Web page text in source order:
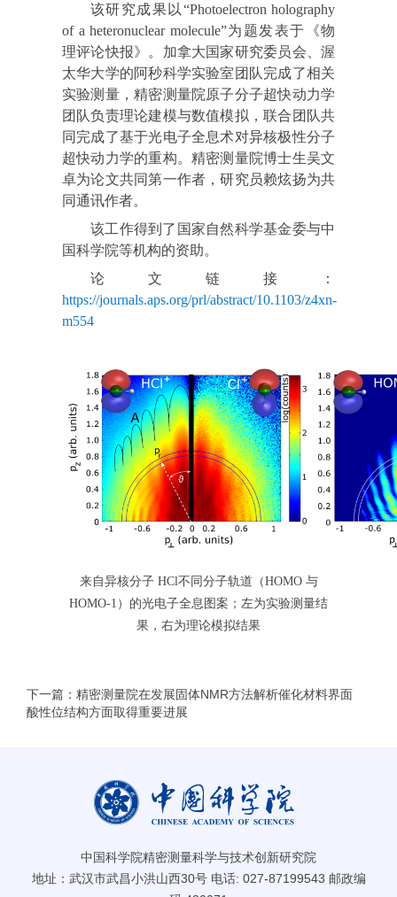
该研究成果以“Photoelectron holography
of a heteronuclear molecule”为题发表于《物
理评论快报》。加拿大国家研究委员会、渥
太华大学的阿秒科学实验室团队完成了相关
实验测量，精密测量院原子分子超快动力学
团队负责理论建模与数值模拟，联合团队共
同完成了基于光电子全息术对异核极性分子
超快动力学的重构。精密测量院博士生吴文
卓为论文共同第一作者，研究员赖炫扬为共
同通讯作者。
该工作得到了国家自然科学基金委与中
国科学院等机构的资助。
论文链接：
https://journals.aps.org/prl/abstract/10.1103/z4xn-
m554
来自异核分子 HCl不同分子轨道（HOMO 与
HOMO-1）的光电子全息图案；左为实验测量结
果，右为理论模拟结果
下一篇：精密测量院在发展固体NMR方法解析催化材料界面
酸性位结构方面取得重要进展
中国科学院精密测量科学与技术创新研究院
地址：武汉市武昌小洪山西30号 电话: 027-87199543 邮政编